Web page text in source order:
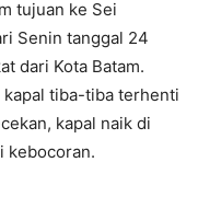
tujuan ke Sei
Senin tanggal 24
dari Kota Batam.
kapal tiba-tiba terhenti
kapal naik di
kebocoran.